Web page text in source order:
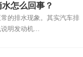
怎么回事？
的排水现象。其实汽车排
明发动机...